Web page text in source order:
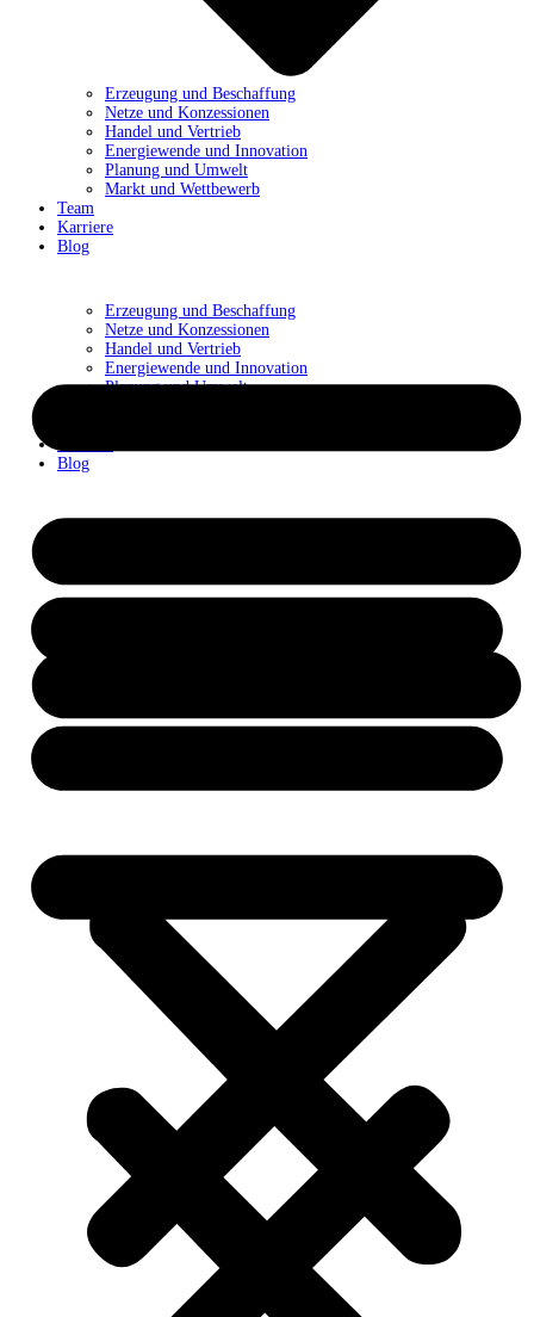
Erzeugung und Beschaffung
Netze und Konzessionen
Handel und Vertrieb
Energiewende und Innovation
Planung und Umwelt
Blog
Erzeugung und Beschaffung
Netze und Konzessionen
Handel und Vertrieb
Energiewende und Innovation
Planung und Umwelt
Markt und Wettbewerb
Team
Karriere
Blog